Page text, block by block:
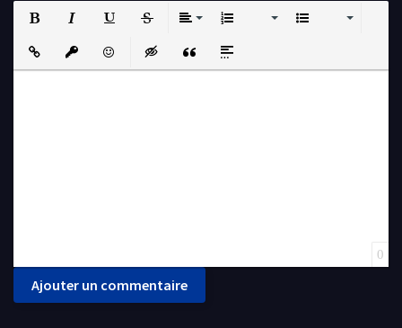
Insert LinkInsert protected link
EmoticonsInsert hidden text
Insert QuoteInsert spoiler
0
Ajouter un commentaire